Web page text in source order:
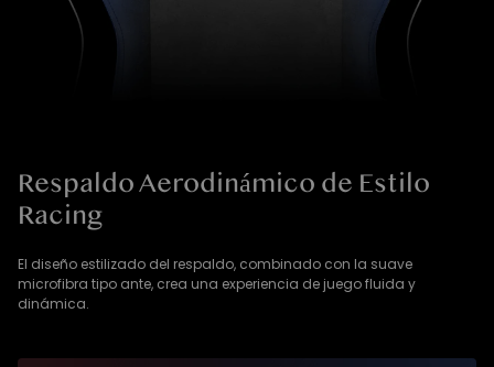
Respaldo Aerodinámico de Estilo
Racing
El diseño estilizado del respaldo, combinado con la suave
microfibra tipo ante, crea una experiencia de juego fluida y
dinámica.